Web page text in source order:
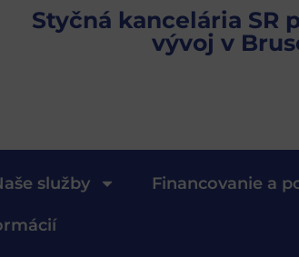
Styčná kancelária SR
vývoj v
služby Financovanie a